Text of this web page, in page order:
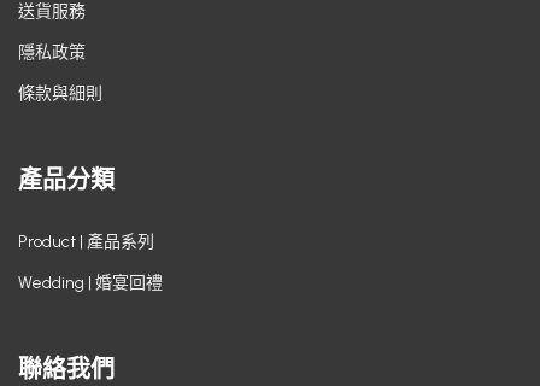
送貨服務
隱私政策
條款與細則
產品分類
Product | 產品系列
Wedding | 婚宴回禮
聯絡我們